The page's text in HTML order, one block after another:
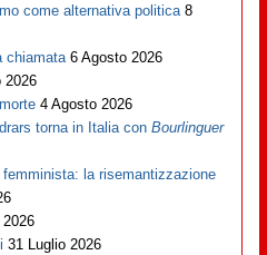
come alternativa politica 8
chiamata 6 Agosto 2026
2026
4 Agosto 2026
torna in Italia conBourlinguer
la risemantizzazione
2026
31 Luglio 2026